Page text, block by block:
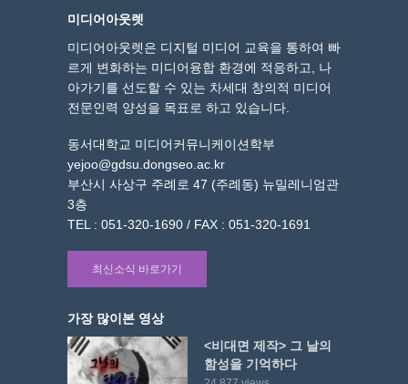
미디어아웃렛
미디어아웃렛은 디지털 미디어 교육을 통하여 빠
르게 변화하는 미디어융합 환경에 적응하고, 나
아가기를 선도할 수 있는 차세대 창의적 미디어
전문인력 양성을 목표로 하고 있습니다.
동서대학교 미디어커뮤니케이션학부
yejoo@gdsu.dongseo.ac.kr
부산시 사상구 주례로 47 (주례동) 뉴밀레니엄관
3층
TEL : 051-320-1690 / FAX : 051-320-1691
최신소식 바로가기
가장 많이본 영상
<비대면 제작> 그 날의
함성을 기억하다